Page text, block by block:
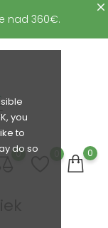
you
to
do so
nad 360€.
0 0